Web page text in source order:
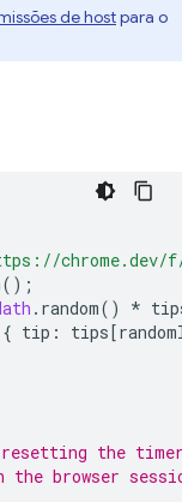
de hostpara o
chrome.dev/
();
. random() *
tip : tips[
the
the browser